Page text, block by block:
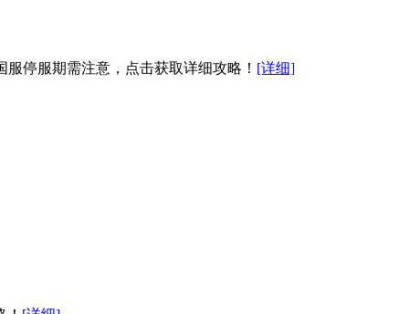
停服期需注意，点击获取详细攻略！ [详细]